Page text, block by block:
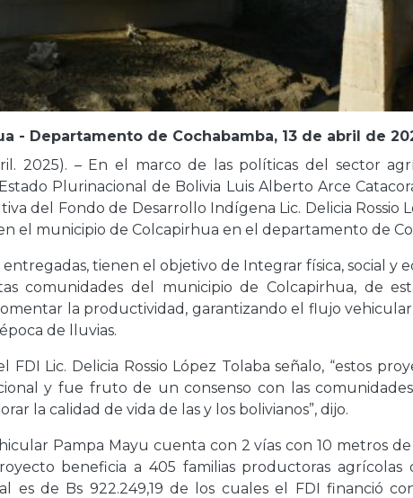
- Departamento de Cochabamba, 13 de abril de
2025). – En el marco de las políticas del sector
Plurinacional de Bolivia Luis Alberto Arce
del Fondo de Desarrollo Indígena Lic. Delicia Rossio
el municipio de Colcapirhua en el departamento de
tienen el objetivo de Integrar física, social y
comunidades del municipio de Colcapirhua, de
la productividad, garantizando el flujo
de lluvias.
Lic. Delicia Rossio López Tolaba señalo, “estos
y fue fruto de un consenso con las comunidades
la calidad de vida de las y los bolivianos”, dijo.
Pampa Mayu cuenta con 2 vías con 10 metros
beneficia a 405 familias productoras
es de Bs 922.249,19 de los cuales el FDI financió